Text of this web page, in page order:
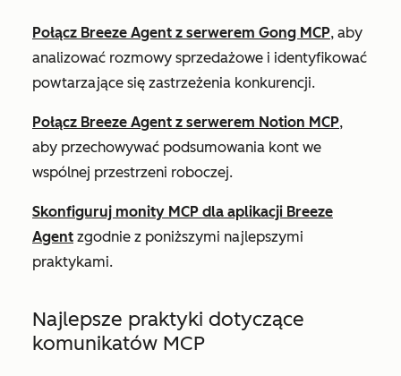
Połącz Breeze Agent z serwerem Gong MCP, aby
analizować rozmowy sprzedażowe i identyfikować
powtarzające się zastrzeżenia konkurencji.
Połącz Breeze Agent z serwerem Notion MCP,
aby przechowywać podsumowania kont we
wspólnej przestrzeni roboczej.
Skonfiguruj monity MCP dla aplikacji Breeze
Agent zgodnie z poniższymi najlepszymi
praktykami.
Najlepsze praktyki dotyczące
komunikatów MCP